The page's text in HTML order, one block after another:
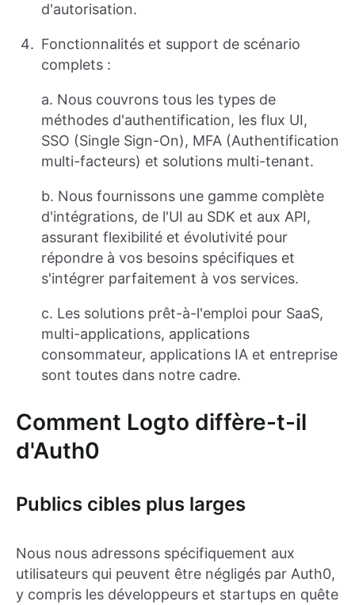
d'autorisation.
Fonctionnalités et support de scénario
complets :
a. Nous couvrons tous les types de
méthodes d'authentification, les flux UI,
SSO (Single Sign-On), MFA (Authentification
multi-facteurs) et solutions multi-tenant.
b. Nous fournissons une gamme complète
d'intégrations, de l'UI au SDK et aux API,
assurant flexibilité et évolutivité pour
répondre à vos besoins spécifiques et
s'intégrer parfaitement à vos services.
c. Les solutions prêt-à-l'emploi pour SaaS,
multi-applications, applications
consommateur, applications IA et entreprise
sont toutes dans notre cadre.
Comment Logto diffère-t-il
d'Auth0
Publics cibles plus larges
Nous nous adressons spécifiquement aux
utilisateurs qui peuvent être négligés par Auth0,
y compris les développeurs et startups en quête